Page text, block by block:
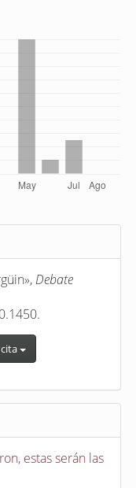
Debate
cita
estas serán las